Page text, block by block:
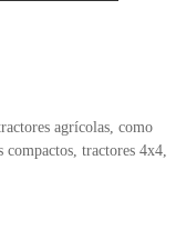
agrícolas, como
tractores 4x4,